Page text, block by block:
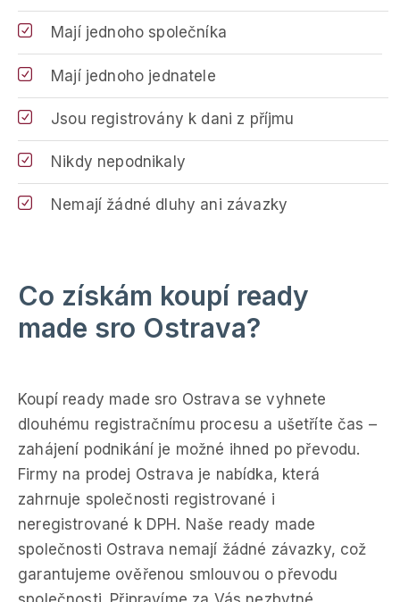
Mají jednoho společníka
Mají jednoho jednatele
Jsou registrovány k dani z příjmu
Nikdy nepodnikaly
Nemají žádné dluhy ani závazky
Co získám koupí ready
made sro Ostrava?
Koupí ready made sro Ostrava se vyhnete
dlouhému registračnímu procesu a ušetříte čas –
zahájení podnikání je možné ihned po převodu.
Firmy na prodej Ostrava je nabídka, která
zahrnuje společnosti registrované i
neregistrované k DPH. Naše ready made
společnosti Ostrava nemají žádné závazky, což
garantujeme ověřenou smlouvou o převodu